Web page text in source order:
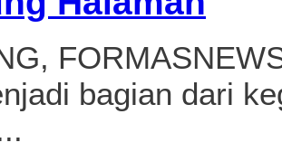
bagian dari